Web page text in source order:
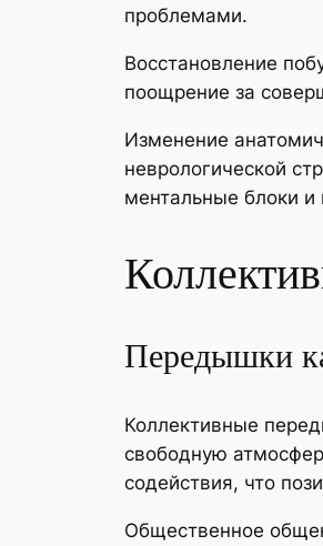
проблемами.
Восстановление
поощрение за
Изменение
неврологической
ментальные блоки
Передышки
Коллективные
свободную
содействия, что
Общественное